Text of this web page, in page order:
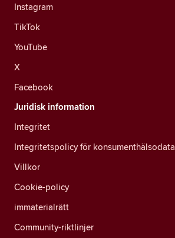
Instagram
TikTok
YouTube
X
Facebook
Juridisk information
Integritet
Integritetspolicy för konsumenthälsodata
Villkor
Cookie-policy
immaterialrätt
Community-riktlinjer